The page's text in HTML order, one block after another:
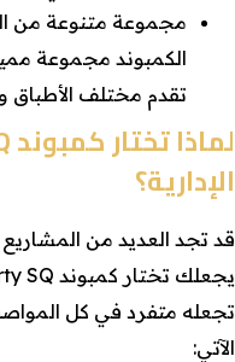
مجموعة متنوعة من
الكمبوند مجموعة
تقدم مختلف الأطباق
الإدارية؟
قد تجد العديد من المشاريع
تجعله متفرد في كل
الآتي: